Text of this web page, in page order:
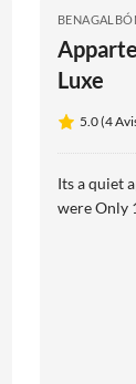
Luxe
5.0 (4
Its a quiet